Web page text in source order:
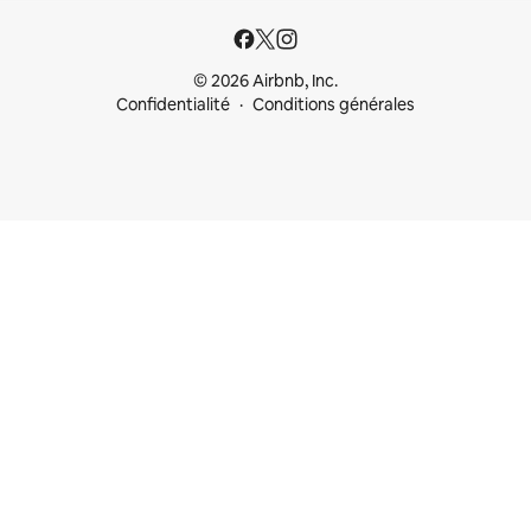
© 2026 Airbnb, Inc.
Confidentialité
Conditions générales